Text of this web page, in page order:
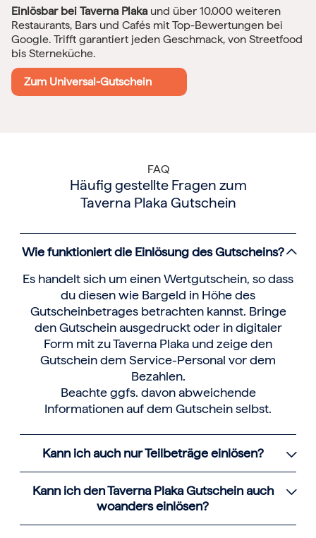
Einlösbar bei Taverna Plakaund über 10.000 weiteren
Restaurants, Bars und Cafés mit Top-Bewertungen bei
Google. Trifft garantiert jeden Geschmack, von Streetfood
bis Sterneküche.
Zum Universal-Gutschein
FAQ
Häufig gestellte Fragen zum
Taverna Plaka Gutschein
Wie funktioniert die Einlösung des Gutscheins?
Es handelt sich um einen Wertgutschein, so dass
du diesen wie Bargeld in Höhe des
Gutscheinbetrages betrachten kannst. Bringe
den Gutschein ausgedruckt oder in digitaler
Form mit zu Taverna Plaka und zeige den
Gutschein dem Service-Personal vor dem
Bezahlen.
Beachte ggfs. davon abweichende
Informationen auf dem Gutschein selbst.
Kann ich auch nur Teilbeträge einlösen?
Kann ich den Taverna Plaka Gutschein auch
woanders einlösen?